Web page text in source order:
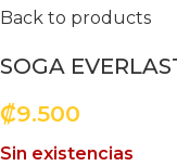
Back to products
SOGA
₡9.500
Sin existencias